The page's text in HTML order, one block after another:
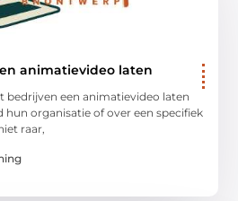
animatievideo laten
bedrijven een animatievideo laten
hun organisatie of over een specifiek
raar,